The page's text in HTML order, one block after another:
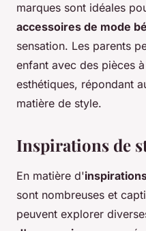
marques sont idéales
accessoires de mode
sensation. Les parents
enfant avec des pièces
esthétiques, répondant
matière de style.
Inspirations de
En matière d'
sont nombreuses et
peuvent explorer